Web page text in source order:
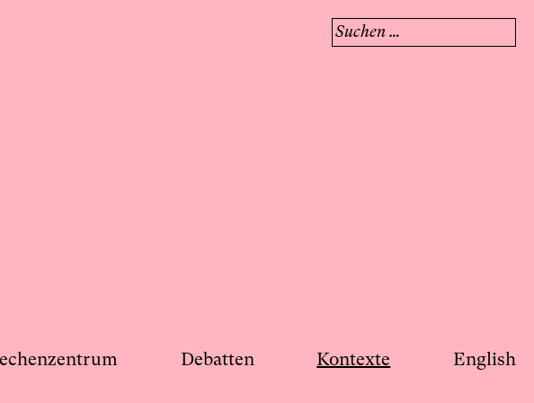
Suchen
nach:
Debatten Kontexte English